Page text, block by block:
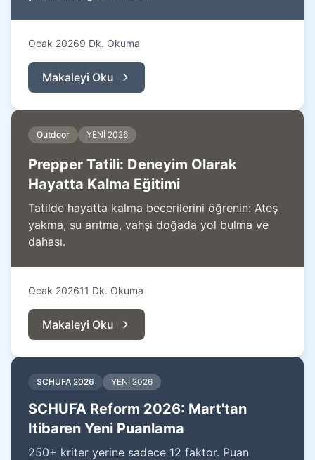
Ocak 20269 Dk. Okuma
Makaleyi Oku
Outdoor YENİ 2026
Prepper Tatili: Deneyim Olarak
Hayatta Kalma Eğitimi
Tatilde hayatta kalma becerilerini öğrenin: Ateş
yakma, su arıtma, vahşi doğada yol bulma ve
dahası.
Ocak 202611 Dk. Okuma
Makaleyi Oku
SCHUFA 2026 YENİ 2026
SCHUFA Reform 2026: Mart'tan
Itibaren Yeni Puanlama
250+ kriter yerine sadece 12 faktor. Puan